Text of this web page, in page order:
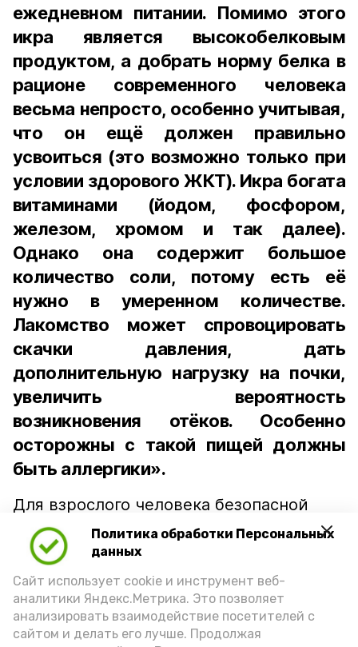
Политика обработки Персональных
данных
Сайт использует cookie и инструмент веб-
аналитики Яндекс.Метрика. Это позволяет
анализировать взаимодействие посетителей с
сайтом и делать его лучше. Продолжая
ежедневном питании. Помимо этого
икра является высокобелковым
продуктом, а добрать норму белка в
рационе современного человека
весьма непросто, особенно учитывая,
что он ещё должен правильно
усвоиться (это возможно только при
условии здорового ЖКТ). Икра богата
витаминами (йодом, фосфором,
железом, хромом и так далее).
Однако она содержит большое
количество соли, потому есть её
нужно в умеренном количестве.
Лакомство может спровоцировать
скачки давления, дать
дополнительную нагрузку на почки,
увеличить вероятность
возникновения отёков. Особенно
осторожны с такой пищей должны
быть аллергики».
Для взрослого человека безопасной
порцией икры считается 30-50 граммов
(2-3 ложки). При этом следует обратить
внимание на хлеб, с которым она
подаётся: лучше выбирать
цельнозерновой, с мукой грубого
помола. Есть икру следует в первой